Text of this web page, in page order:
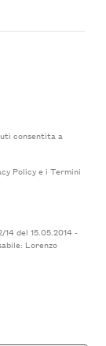
consentita a
Policye i Termini
del 15.05.2014 -
Lorenzo